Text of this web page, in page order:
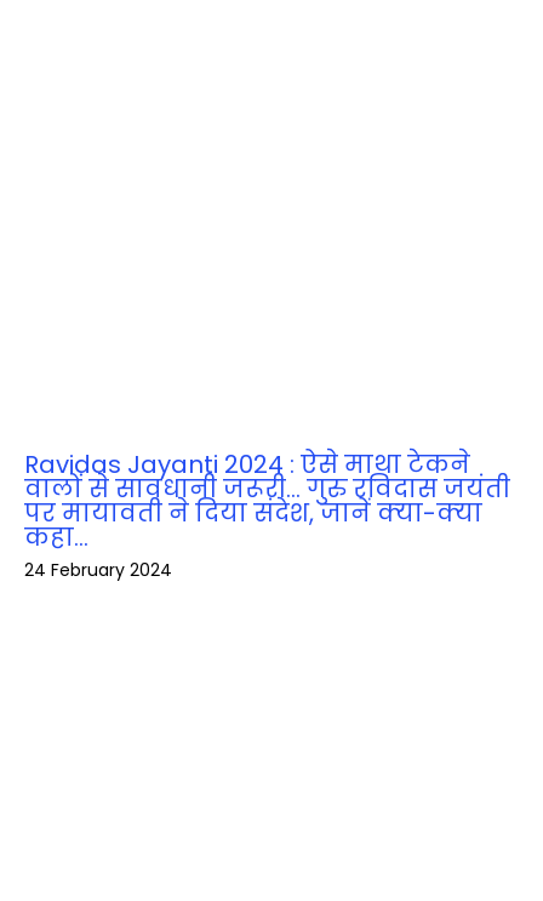
Ravidas Jayanti 2024 : ऐसे माथा टेकने
वालों से सावधानी जरूरी… गुरु रविदास जयंती
पर मायावती ने दिया संदेश, जानें क्‍या-क्‍या
कहा…
24 February 2024